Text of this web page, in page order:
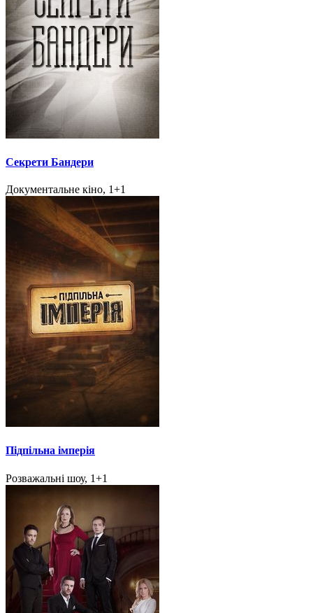
Секрети Бандери
Документальне кіно, 1+1
Підпільна імперія
Розважальні шоу, 1+1